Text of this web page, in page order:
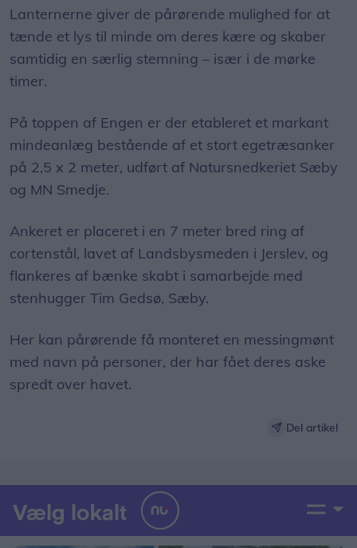
Lanternerne giver de pårørende mulighed for at
tænde et lys til minde om deres kære og skaber
samtidig en særlig stemning – især i de mørke
timer.
På toppen af Engen er der etableret et markant
mindeanlæg bestående af et stort egetræsanker
på 2,5 x 2 meter, udført af Natursnedkeriet Sæby
og MN Smedje.
Ankeret er placeret i en 7 meter bred ring af
cortenstål, lavet af Landsbysmeden i Jerslev, og
flankeres af bænke skabt i samarbejde med
stenhugger Tim Gedsø, Sæby.
Her kan pårørende få monteret en messingmønt
med navn på personer, der har fået deres aske
spredt over havet.
Del artikel